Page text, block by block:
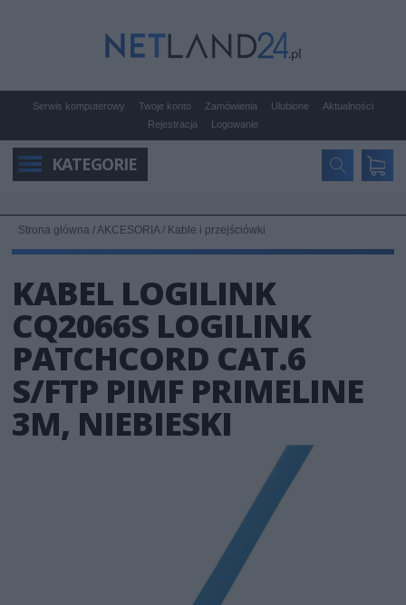
Serwis komputerowy Twoje konto Zamówienia Ulubione
Aktualności
Rejestracja
Logowanie
KATEGORIE
Strona główna /AKCESORIA/ Kable i przejściówki
KABEL LOGILINK
CQ2066S LOGILINK
PATCHCORD CAT.6
S/FTP PIMF PRIMELINE
3M, NIEBIESKI